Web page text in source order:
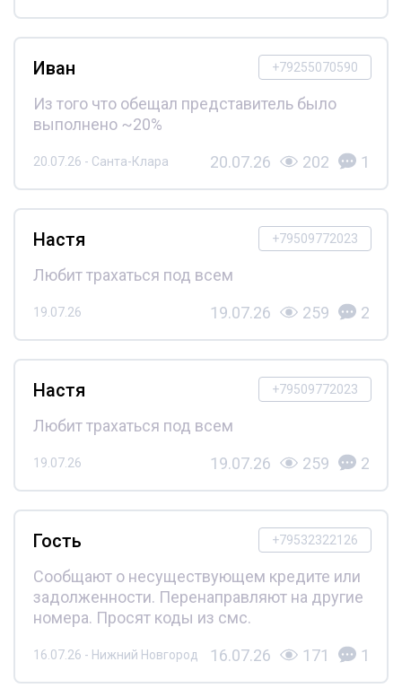
+79255070590
Иван
Из того что обещал представитель было
выполнено ~20%
20.07.26 - Санта-Клара 20.07.26 202 1
+79509772023
Настя
Любит трахаться под всем
19.07.26 19.07.26 259 2
+79509772023
Настя
Любит трахаться под всем
19.07.26 19.07.26 259 2
+79532322126
Гость
Сообщают о несуществующем кредите или
задолженности. Перенаправляют на другие
номера. Просят коды из смс.
16.07.26 - Нижний Новгород 16.07.26 171 1